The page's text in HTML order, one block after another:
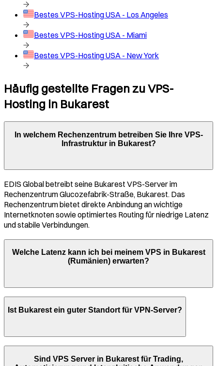
Bestes VPS-HostingUSA - Los Angeles
Bestes VPS-HostingUSA - Miami
Bestes VPS-HostingUSA - New York
Häufig gestellte Fragen zu VPS-
Hosting in Bukarest
In welchem Rechenzentrum betreiben Sie Ihre VPS-
Infrastruktur in Bukarest?
EDIS Global betreibt seine Bukarest VPS-Server im
RechenzentrumGlucozefabrik-Straße, Bukarest. Das
Rechenzentrum bietet direkte Anbindung an wichtige
Internetknoten sowie optimiertes Routing für niedrige Latenz
und stabile Verbindungen.
Welche Latenz kann ich bei meinem VPS in Bukarest
(Rumänien) erwarten?
Ist Bukarest ein guter Standort für VPN-Server?
Sind VPS Server in Bukarest für Trading,